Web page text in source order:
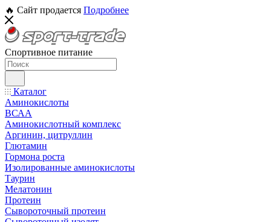
🔥 Сайт продается Подробнее
Спортивное питание
Каталог
Аминокислоты
ВСАА
Аминокислотный комплекс
Аргинин, цитруллин
Глютамин
Гормона роста
Изолированные аминокислоты
Таурин
Мелатонин
Протеин
Сывороточный протеин